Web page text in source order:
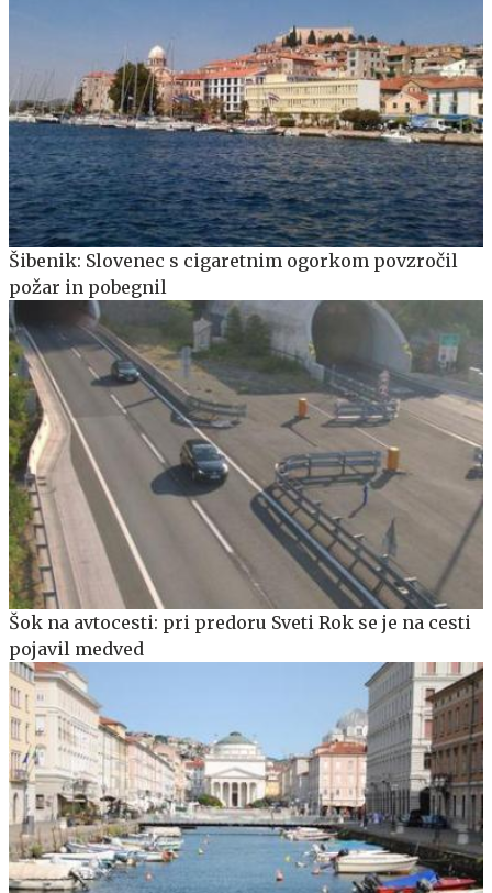
Šibenik: Slovenec s cigaretnim ogorkom povzročil
požar in pobegnil
Šok na avtocesti: pri predoru Sveti Rok se je na cesti
pojavil medved